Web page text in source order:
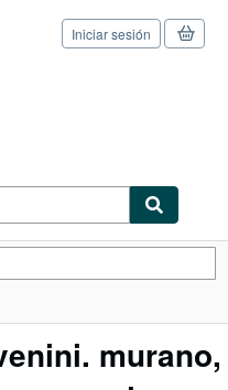
Iniciar sesión
murano,